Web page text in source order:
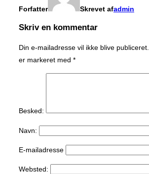
Forfatter Skrevet afadmin
Skriv en kommentar
Din e-mailadresse vil ikke blive publiceret.
er markeret med *
Besked:
Navn:
E-mailadresse
Websted: